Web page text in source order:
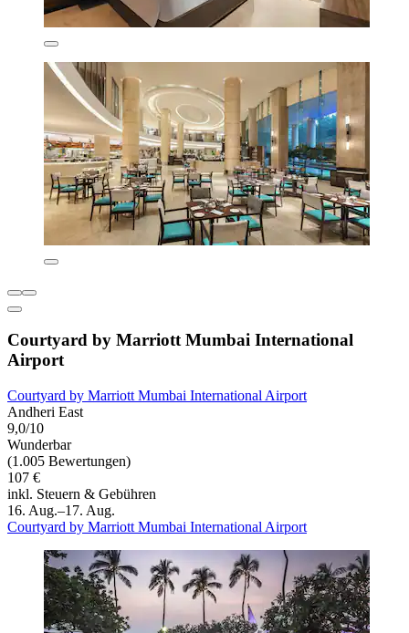
Courtyard by Marriott Mumbai International
Airport
Courtyard by Marriott Mumbai International Airport
Andheri East
9,0/10
Wunderbar
(1.005 Bewertungen)
107 €
inkl. Steuern & Gebühren
16. Aug.–17. Aug.
Courtyard by Marriott Mumbai International Airport